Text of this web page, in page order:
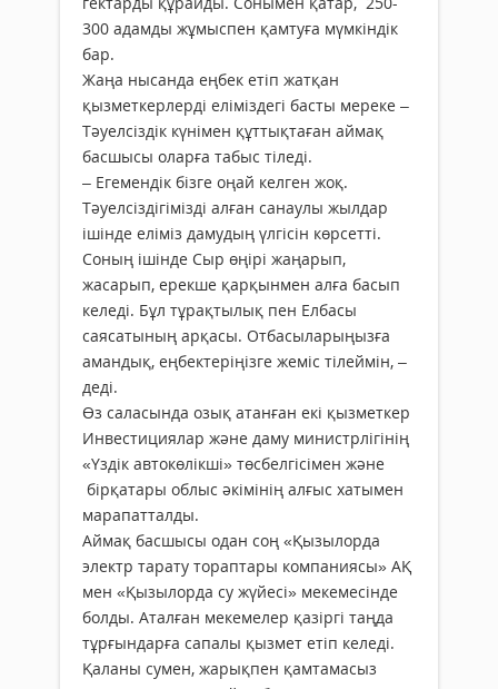
300 адамды жұмыспен қамтуға мүмкіндік
бар.
Жаңа нысанда еңбек етіп жатқан
қызметкерлерді еліміздегі басты мереке –
Тәуелсіздік күнімен құттықтаған аймақ
басшысы оларға табыс тіледі.
– Егемендік бізге оңай келген жоқ.
Тәуелсіздігімізді алған санаулы жылдар
ішінде еліміз дамудың үлгісін көрсетті.
Соның ішінде Сыр өңірі жаңарып,
жасарып, ерекше қарқынмен алға басып
келеді. Бұл тұрақтылық пен Елбасы
саясатының арқасы. Отбасыларыңызға
амандық, еңбектеріңізге жеміс тілеймін, –
деді.
Өз саласында озық атанған екі қызметкер
Инвестициялар және даму министрлігінің
«Үздік автокөлікші» төсбелгісімен және
бірқатары облыс әкімінің алғыс хатымен
марапатталды.
Аймақ басшысы одан соң «Қызылорда
электр тарату тораптары компаниясы» АҚ
мен «Қызылорда су жүйесі» мекемесінде
болды. Аталған мекемелер қазіргі таңда
тұрғындарға сапалы қызмет етіп келеді.
Қаланы сумен, жарықпен қамтамасыз